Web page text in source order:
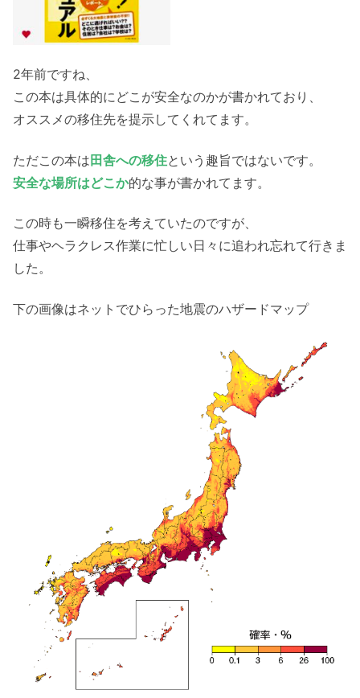
2年前ですね、
この本は具体的にどこが安全なのかが書かれており、
オススメの移住先を提示してくれてます。
ただこの本は田舎への移住という趣旨ではないです。
安全な場所はどこか的な事が書かれてます。
この時も一瞬移住を考えていたのですが、
仕事やヘラクレス作業に忙しい日々に追われ忘れて行きま
した。
下の画像はネットでひらった地震のハザードマップ